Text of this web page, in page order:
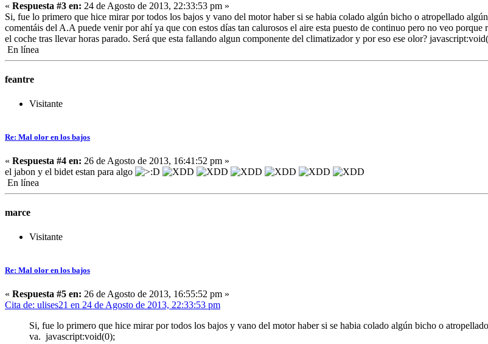
« Respuesta #3 en: 24 de Agosto de 2013, 22:33:53 pm »
Si, fue lo primero que hice mirar por todos los bajos y vano del motor haber si se habia colado algún bicho o atropellado
comentáis del A.A puede venir por ahí ya que con estos días tan calurosos el aire esta puesto de continuo pero no veo porque
el coche tras llevar horas parado. Será que esta fallando algun componente del climatizador y por eso ese olor?
En línea
feantre
Visitante
Re: Mal olor en los bajos
« Respuesta #4 en: 26 de Agosto de 2013, 16:41:52 pm »
el jabon y el bidet estan para algo
En línea
marce
Visitante
Re: Mal olor en los bajos
« Respuesta #5 en: 26 de Agosto de 2013, 16:55:52 pm »
Cita de: ulises21 en 24 de Agosto de 2013, 22:33:53 pm
Si, fue lo primero que hice mirar por todos los bajos y vano del motor haber si se habia colado algún bicho o
va. javascript:void(0);